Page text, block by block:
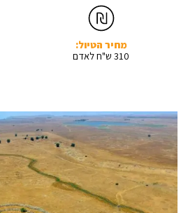
מחיר הטיול:
310 ש"ח לאדם